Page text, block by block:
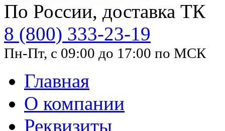
По России, доставка ТК
8 (800) 333-23-19
Пн-Пт, с 09:00 до 17:00 по МСК
Главная
О компании
Реквизиты